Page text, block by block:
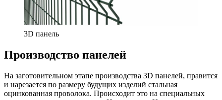
3D панель
Производство панелей
На заготовительном этапе производства 3D панелей, правится
и нарезается по размеру будущих изделий стальная
оцинкованная проволока. Происходит это на специальных